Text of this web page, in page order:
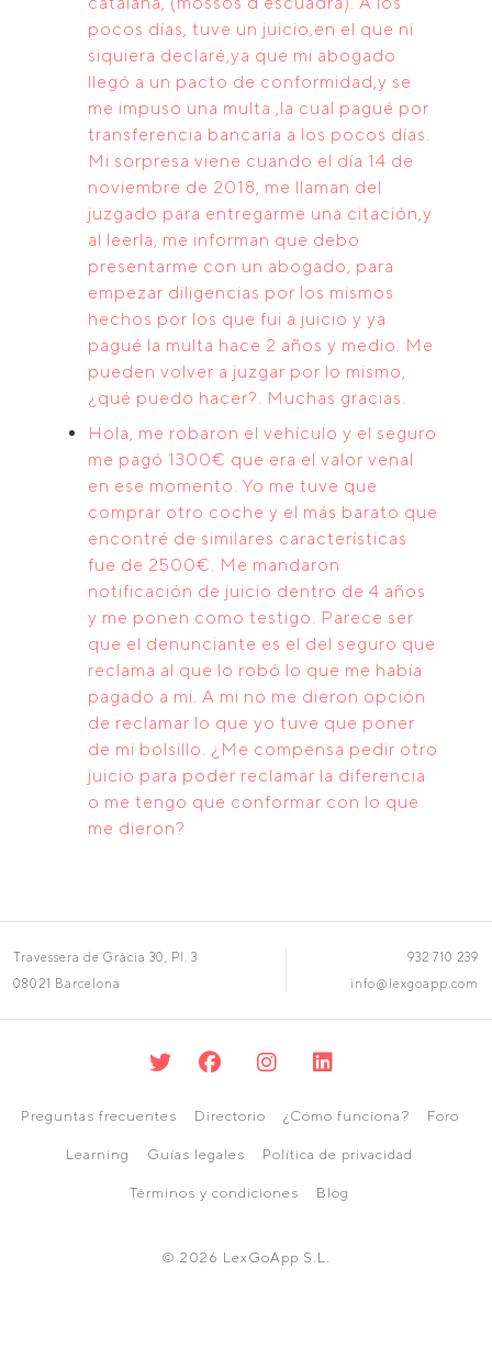
pocos días, tuve un juicio,en el que ni
siquiera declaré,ya que mi abogado
llegó a un pacto de conformidad,y se
me impuso una multa ,la cual pagué por
transferencia bancaria a los pocos días.
Mi sorpresa viene cuando el día 14 de
noviembre de 2018, me llaman del
juzgado para entregarme una citación,y
al leerla, me informan que debo
presentarme con un abogado, para
empezar diligencias por los mismos
hechos por los que fui a juicio y ya
pagué la multa hace 2 años y medio. Me
pueden volver a juzgar por lo mismo,
¿qué puedo hacer?. Muchas gracias.
Hola, me robaron el vehículo y el seguro
me pagó 1300€ que era el valor venal
en ese momento. Yo me tuve que
comprar otro coche y el más barato que
encontré de similares características
fue de 2500€. Me mandaron
notificación de juicio dentro de 4 años
y me ponen como testigo. Parece ser
que el denunciante es el del seguro que
reclama al que lo robó lo que me había
pagado a mi. A mi no me dieron opción
de reclamar lo que yo tuve que poner
de mi bolsillo. ¿Me compensa pedir otro
juicio para poder reclamar la diferencia
o me tengo que conformar con lo que
me dieron?
Travessera de Gràcia 30, Pl. 3
08021 Barcelona
932 710 239
info@lexgoapp.com
Preguntas frecuentes Directorio ¿Cómo funciona? Foro
Learning Guías legales Política de privacidad
Términos y condiciones Blog
© 2026 LexGoApp S.L.